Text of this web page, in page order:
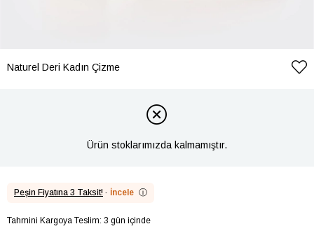
Naturel Deri Kadın Çizme
Ürün stoklarımızda kalmamıştır.
Peşin Fiyatına 3 Taksit! · İncele ⓘ
Tahmini Kargoya Teslim: 3 gün içinde